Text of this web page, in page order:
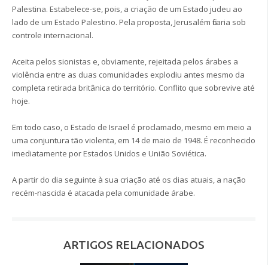
Palestina. Estabelece-se, pois, a criação de um Estado judeu ao
lado de um Estado Palestino. Pela proposta, Jerusalém ficaria sob
controle internacional.
Aceita pelos sionistas e, obviamente, rejeitada pelos árabes a
violência entre as duas comunidades explodiu antes mesmo da
completa retirada britânica do território. Conflito que sobrevive até
hoje.
Em todo caso, o Estado de Israel é proclamado, mesmo em meio a
uma conjuntura tão violenta, em 14 de maio de 1948. É reconhecido
imediatamente por Estados Unidos e União Soviética.
A partir do dia seguinte à sua criação até os dias atuais, a nação
recém-nascida é atacada pela comunidade árabe.
ARTIGOS RELACIONADOS